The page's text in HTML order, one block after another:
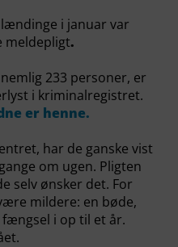
i januar var
meldepligt.
233 personer, er
i kriminalregistret.
er henne.
har de ganske vist
om ugen. Pligten
selv ønsker det. For
mildere: en bøde,
fængsel i op til et år.